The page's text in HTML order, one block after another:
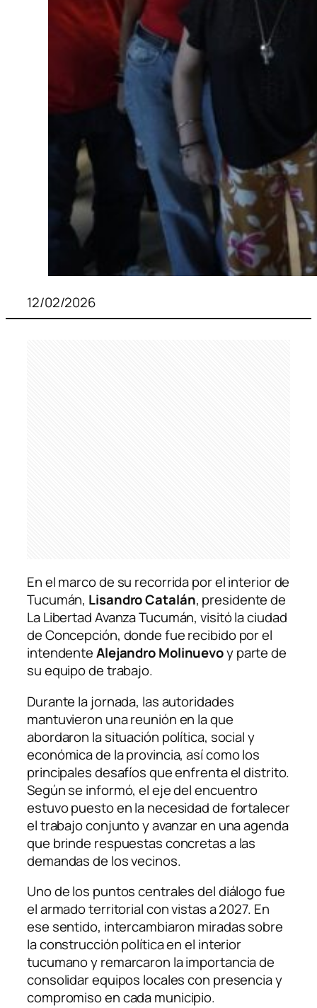
12/02/2026
En el marco de su recorrida por el interior de
Tucumán, Lisandro Catalán, presidente de
La Libertad Avanza Tucumán, visitó la ciudad
de Concepción, donde fue recibido por el
intendenteAlejandro Molinuevoy parte de
su equipo de trabajo.
Durante la jornada, las autoridades
mantuvieron una reunión en la que
abordaron la situación política, social y
económica de la provincia, así como los
principales desafíos que enfrenta el distrito.
Según se informó, el eje del encuentro
estuvo puesto en la necesidad de fortalecer
el trabajo conjunto y avanzar en una agenda
que brinde respuestas concretas a las
demandas de los vecinos.
Uno de los puntos centrales del diálogo fue
el armado territorial con vistas a 2027. En
ese sentido, intercambiaron miradas sobre
la construcción política en el interior
tucumano y remarcaron la importancia de
consolidar equipos locales con presencia y
compromiso en cada municipio.